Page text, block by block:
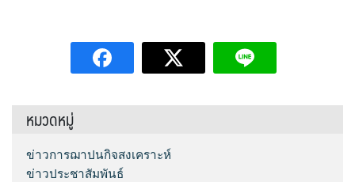
หมวดหมู่
ข่าวการฌาปนกิจสงเคราะห์
ข่าวประชาสัมพันธ์